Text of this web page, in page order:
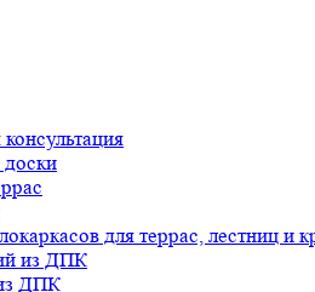
для террас, лестниц и
из ДПК
ДПК